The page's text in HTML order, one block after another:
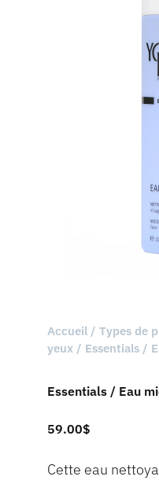
Accueil / Types de
yeux / Essentials /
Essentials / Eau
59.00$
Cette eau